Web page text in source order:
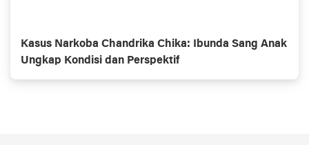
Kasus Narkoba Chandrika Chika: Ibunda Sang Anak
Ungkap Kondisi dan Perspektif